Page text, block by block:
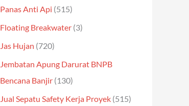
Panas Anti Api (515)
Floating Breakwater (3)
Jas Hujan (720)
Jembatan Apung Darurat BNPB
Bencana Banjir (130)
Jual Sepatu Safety Kerja Proyek (515)